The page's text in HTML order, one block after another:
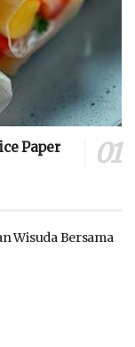
Paper
Wisuda Bersama